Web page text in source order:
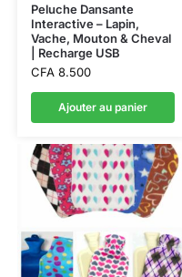
Peluche Dansante
Interactive – Lapin,
Vache, Mouton & Cheval
| Recharge USB
CFA8.500
Ajouter au panier